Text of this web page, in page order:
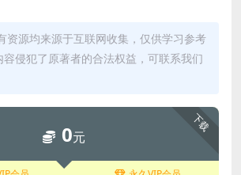
资源均来源于互联网收集，仅供学习参考
侵犯了原著者的合法权益，可联系我们
下载
0元